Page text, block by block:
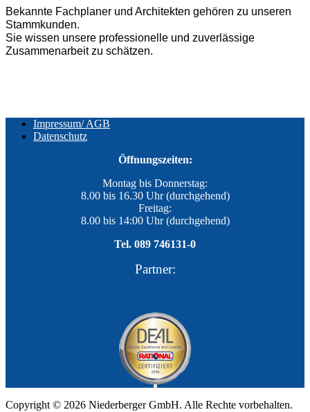
Bekannte Fachplaner und Architekten gehören zu unseren
Stammkunden.
Sie wissen unsere professionelle und zuverlässige
Zusammenarbeit zu schätzen.
Impressum/ AGB
Datenschutz
Öffnungszeiten:
Montag bis Donnerstag:
8.00 bis 16.30 Uhr (durchgehend)
Freitag:
8.00 bis 14:00 Uhr (durchgehend)
Tel. 089 746131-0
Partner:
Copyright © 2026 Niederberger GmbH. Alle Rechte vorbehalten.